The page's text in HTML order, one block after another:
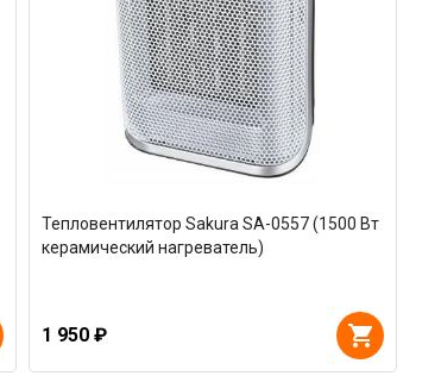
Тепловентилятор Sakura SA-0557 (1500 Вт
керамический нагреватель)
1 950 ₽